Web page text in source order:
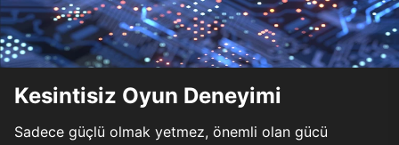
Kesintisiz Oyun Deneyimi
Sadece güçlü olmak yetmez, önemli olan gücü